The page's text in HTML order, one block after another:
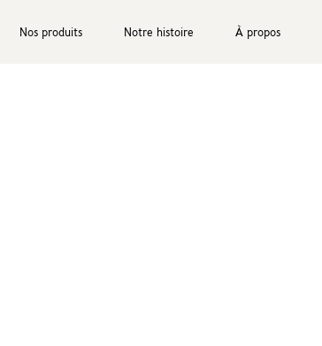
Nos produits Notre histoire À propos